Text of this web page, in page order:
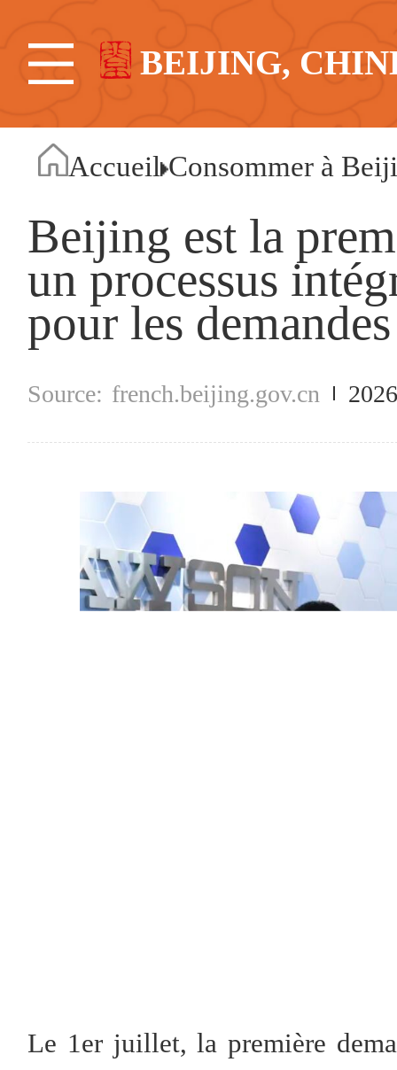
BEIJING,
Accueil Consommer à
Beijing est la
un processus
pour les
french.beijing.gov.cn
Le 1er juillet, la première